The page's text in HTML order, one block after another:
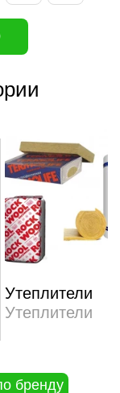
Утеплители
Утеплители
бренду